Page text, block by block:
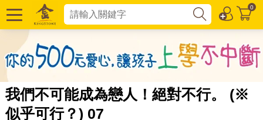
0
我們不可能成為戀人！絕對不行。 (※
似乎可行？) 07